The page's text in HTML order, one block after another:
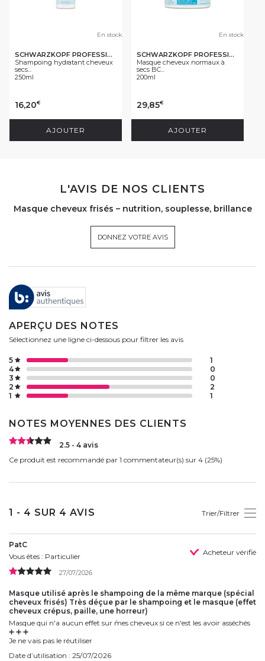
En stock
SCHWARZKOPF PROFESSIONAL
Shampoing hydratant cheveux
secs...
250ml
16,20€
AJOUTER
En stock
SCHWARZKOPF PROFESSIONAL
Masque cheveux normaux à
secs BC...
200ml
29,85€
AJOUTER
L'AVIS DE NOS CLIENTS
Masque cheveux frisés – nutrition, souplesse, brillance
DONNEZ VOTRE AVIS
APERÇU DES NOTES
Sélectionnez une ligne ci-dessous pour filtrer les avis
1 1
2 2
3 0
4 0
5 1
NOTES MOYENNES DES CLIENTS
2.5 - 4 avis
Ce produit est recommandé par 1 commentateur(s) sur 4 (25%)
1 - 4 SUR 4 AVIS Trier/Filtrer
PatC
Vous êtes : Particulier
Acheteur vérifié
27/07/2026
Masque utilisé après le shampoing de la même marque (spécial
cheveux frisés) Très déçue par le shampoing et le masque (effet
cheveux crépus, paille, une horreur)
Masque qui n'a aucun effet sur ́mes cheveux si ce n'est les avoir asséchés
➕️ ➕️ ➕️
Je ne vais pas le réutiliser
Date d’utilisation : 25/07/2026